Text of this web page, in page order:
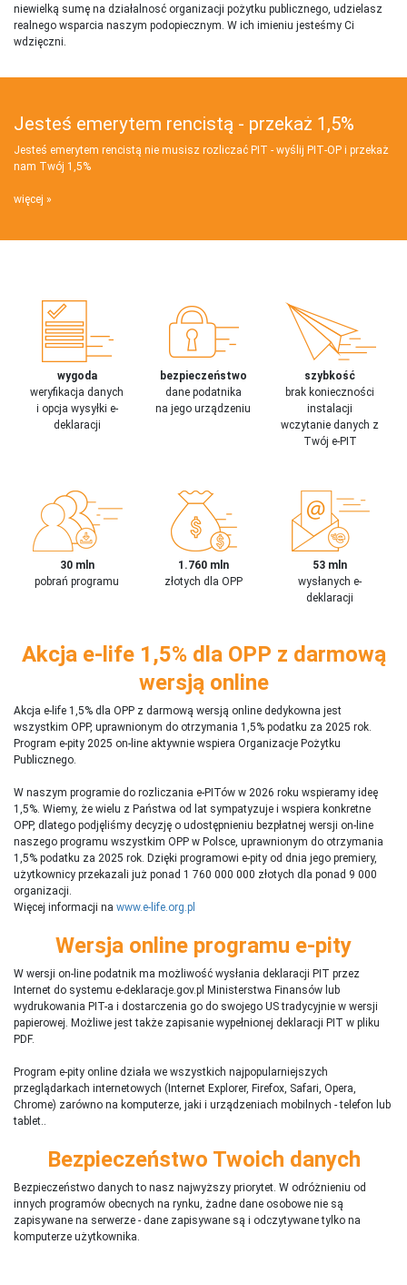
niewielką sumę na działalnosć organizacji pożytku publicznego, udzielasz
realnego wsparcia naszym podopiecznym. W ich imieniu jesteśmy Ci
wdzięczni.
Jesteś emerytem rencistą - przekaż 1,5%
Jesteś emerytem rencistą nie musisz rozliczać PIT - wyślij PIT‑OP i przekaż
nam Twój 1,5%
więcej
wygoda
weryfikacja danych
i opcja wysyłki e-
deklaracji
bezpieczeństwo
dane podatnika
na jego urządzeniu
szybkość
brak konieczności
instalacji
wczytanie danych z
Twój e-PIT
30 mln
pobrań programu
1.760 mln
złotych dla OPP
53 mln
wysłanych e-
deklaracji
Akcja e-life 1,5% dla OPP z darmową
wersją online
Akcja e-life 1,5% dla OPP z darmową wersją online dedykowna jest
wszystkim OPP, uprawnionym do otrzymania 1,5% podatku za 2025 rok.
Program e-pity 2025 on-line aktywnie wspiera Organizacje Pożytku
Publicznego.
W naszym programie do rozliczania e-PITów w 2026 roku wspieramy ideę
1,5%. Wiemy, że wielu z Państwa od lat sympatyzuje i wspiera konkretne
OPP, dlatego podjęliśmy decyzję o udostępnieniu bezpłatnej wersji on-line
naszego programu wszystkim OPP w Polsce, uprawnionym do otrzymania
1,5% podatku za 2025 rok. Dzięki programowi e-pity od dnia jego premiery,
użytkownicy przekazali już ponad 1 760 000 000 złotych dla ponad 9 000
organizacji.
Więcej informacji na www.e-life.org.pl
Wersja online programu e-pity
W wersji on-line podatnik ma możliwość wysłania deklaracji PIT przez
Internet do systemu e-deklaracje.gov.pl Ministerstwa Finansów lub
wydrukowania PIT-a i dostarczenia go do swojego US tradycyjnie w wersji
papierowej. Możliwe jest także zapisanie wypełnionej deklaracji PIT w pliku
PDF.
Program e-pity online działa we wszystkich najpopularniejszych
przeglądarkach internetowych (Internet Explorer, Firefox, Safari, Opera,
Chrome) zarówno na komputerze, jaki i urządzeniach mobilnych - telefon lub
tablet..
Bezpieczeństwo Twoich danych
Bezpieczeństwo danych to nasz najwyższy priorytet. W odróżnieniu od
innych programów obecnych na rynku, żadne dane osobowe nie są
zapisywane na serwerze - dane zapisywane są i odczytywane tylko na
komputerze użytkownika.